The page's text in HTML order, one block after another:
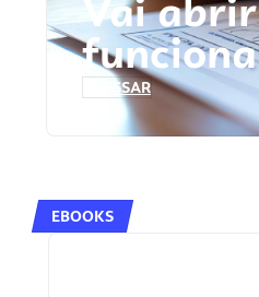
Vai
ACESSAR
EBOOKS